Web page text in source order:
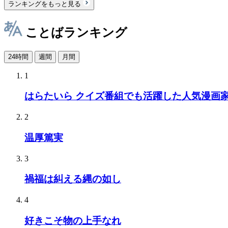
ランキングをもっと見る
ことばランキング
24時間 週間 月間
1
はらたいら クイズ番組でも活躍した人気漫画
2
温厚篤実
3
禍福は糾える縄の如し
4
好きこそ物の上手なれ